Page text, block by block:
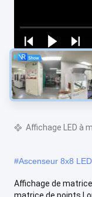
Play
next
Play
Play
next
Loaded:
0%
Luminosité
la vidéo
Affichage LED à
#Ascenseur 8x8
Affichage de
matrice de points